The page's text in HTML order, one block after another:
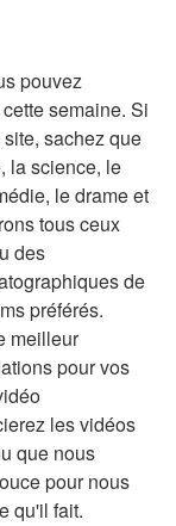
pouvez
semaine. Si
sachez que
la science, le
le drame et
tous ceux
des
de
préférés.
meilleur
pour vos
les vidéos
que nous
pour nous
qu'il fait.